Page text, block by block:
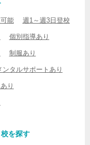
能 週1～週3日登校
個別指導あり
制服あり
ンタルサポートあり
り
を探す